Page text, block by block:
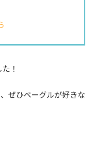
！
ぜひベーグルが好きな